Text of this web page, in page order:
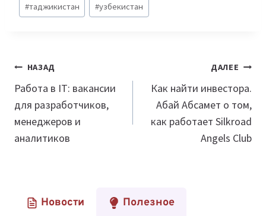
#таджикистан #узбекистан
Навигация
по
записям
НАЗАД
Работа в IT: вакансии
для разработчиков,
менеджеров и
аналитиков
ДАЛЕЕ
Как найти инвестора.
Абай Абсамет о том,
как работает Silkroad
Angels Club
Новости Полезное